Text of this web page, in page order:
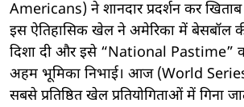
Americans) ने शानदार प्रदर्शन कर
इस ऐतिहासिक खेल ने अमेरिका में बेसबॉल
दिशा दी और इसे “National Pastime”
अहम भूमिका निभाई। आज (World
सबसे प्रतिष्ठित खेल प्रतियोगिताओं में गिना